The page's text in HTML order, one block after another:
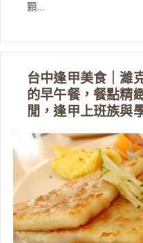
顆...
台中逢甲美食｜濰
的早午餐，餐點精
閒，逢甲上班族與